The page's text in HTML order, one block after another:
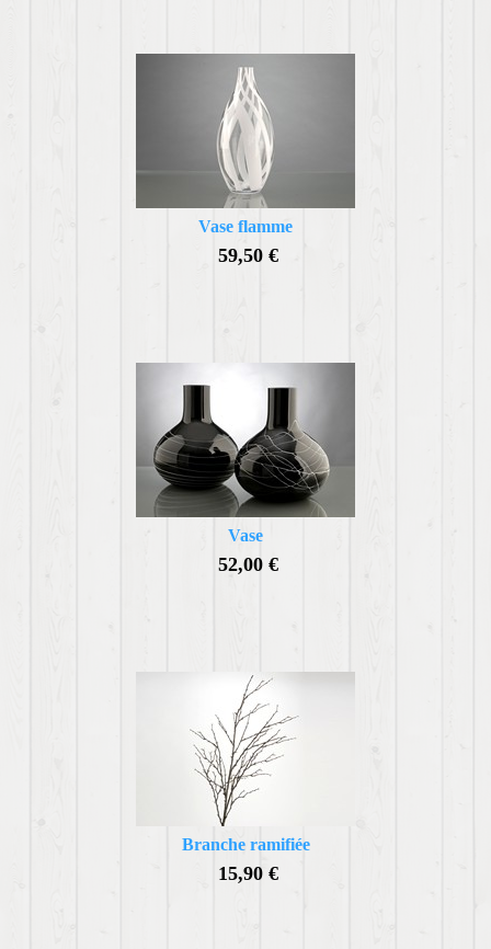
Vase flamme
59,50 €
Vase
52,00 €
Branche ramifiée
15,90 €